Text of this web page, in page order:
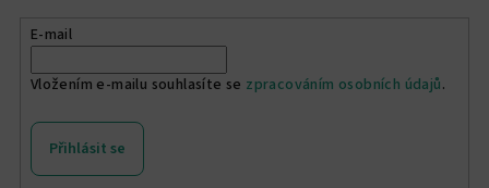
E-mail
Vložením e-mailu souhlasíte se zpracováním osobních údajů.
Přihlásit se